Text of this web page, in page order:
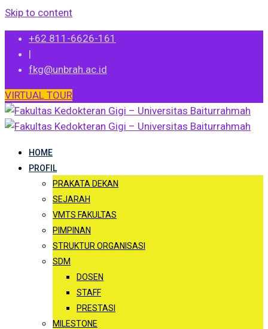
Skip to content
+62 811-6626-161
|
fkg@unbrah.ac.id
VIRTUAL TOUR
HOME
PROFIL
PRAKATA DEKAN
SEJARAH
VMTS FAKULTAS
PIMPINAN
STRUKTUR ORGANISASI
SDM
DOSEN
STAFF
PRESTASI
MILESTONE